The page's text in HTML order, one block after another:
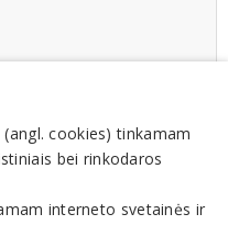
cookies) tinkamam
bei rinkodaros
interneto svetainės ir